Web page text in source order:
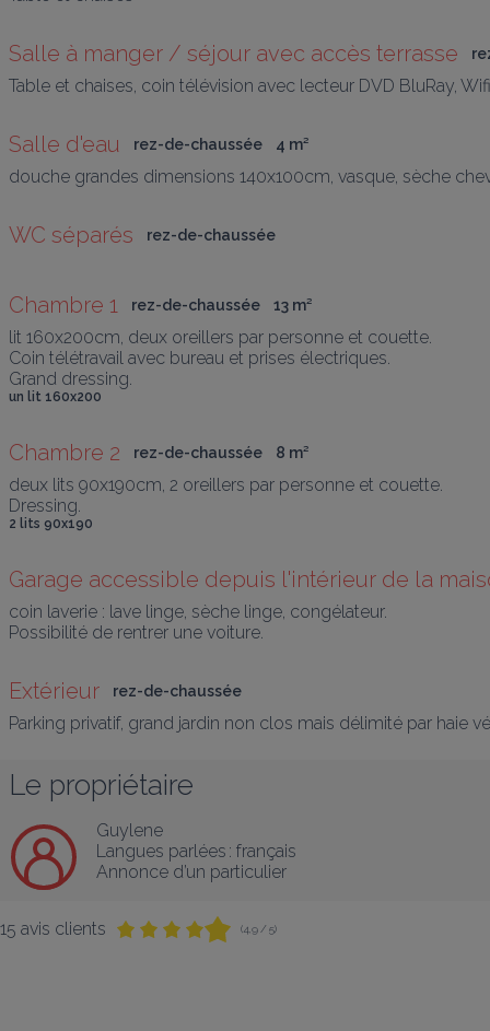
Salle à manger / séjour avec accès terrasse
Table et chaises, coin télévision avec lecteur DVD BluRay,
Salle d'eau rez-de-chaussée 4 m²
douche grandes dimensions 140x100cm, vasque, sèche
WC séparés rez-de-chaussée
Chambre 1 rez-de-chaussée 13 m²
lit 160x200cm, deux oreillers par personne et couette.
Coin télétravail avec bureau et prises électriques.
Grand dressing.
un lit 160x200
Chambre 2 rez-de-chaussée 8 m²
deux lits 90x190cm, 2 oreillers par personne et couette.
Dressing.
2 lits 90x190
Garage accessible depuis l'intérieur de la
coin laverie : lave linge, sèche linge, congélateur.
Possibilité de rentrer une voiture.
Extérieur rez-de-chaussée
Parking privatif, grand jardin non clos mais délimité par haie
Le propriétaire
Guylene
Langues parlées : français
Annonce d’un particulier
15 avis clients (4,9 / 5)